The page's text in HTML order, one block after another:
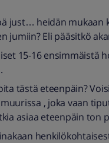
just… heidän mukaan
jumiin? Eli pääsitkö
15-16 ensimmäistä
tästä eteenpäin?
, joka vaan
asiaa eteenpäin ton